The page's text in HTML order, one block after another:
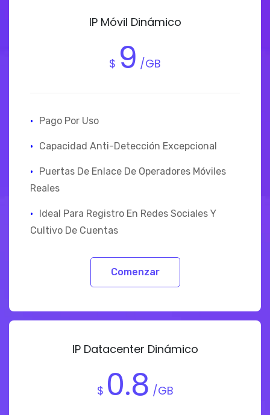
IP Móvil Dinámico
$ 9 /GB
· Pago Por Uso
· Capacidad Anti-Detección Excepcional
·
Puertas De Enlace De Operadores Móviles
Reales
·
Ideal Para Registro En Redes Sociales Y
Cultivo De Cuentas
Comenzar
IP Datacenter Dinámico
$ 0.8 /GB